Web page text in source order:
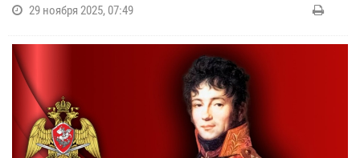
29 ноября 2025, 07:49